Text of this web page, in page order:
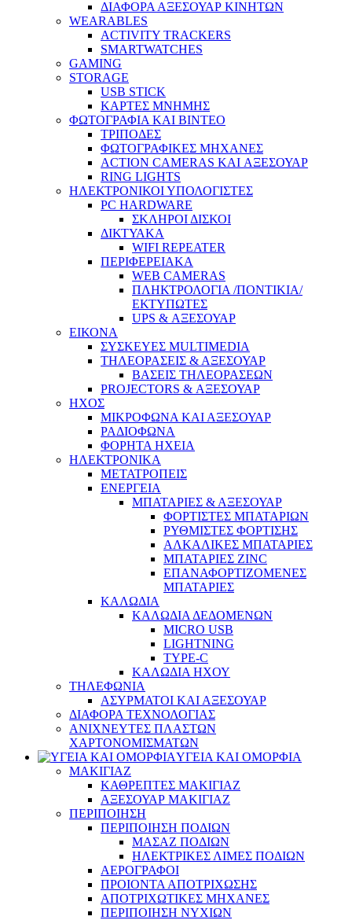
ΔΙΑΦΟΡΑ ΑΞΕΣΟΥΑΡ ΚΙΝΗΤΩΝ
WEARABLES
ACTIVITY TRACKERS
SMARTWATCHES
GAMING
STORAGE
USB STICK
ΚΑΡΤΕΣ ΜΝΗΜΗΣ
ΦΩΤΟΓΡΑΦΙΑ ΚΑΙ ΒΙΝΤΕΟ
ΤΡΙΠΟΔΕΣ
ΦΩΤΟΓΡΑΦΙΚΕΣ ΜΗΧΑΝΕΣ
ACTION CAMERAS KAI ΑΞΕΣΟΥΑΡ
RING LIGHTS
ΗΛΕΚΤΡΟΝΙΚΟΙ ΥΠΟΛΟΓΙΣΤΕΣ
PC HARDWARE
ΣΚΛΗΡΟΙ ΔΙΣΚΟΙ
ΔΙΚΤΥΑΚΑ
WIFI REPEATER
ΠΕΡΙΦΕΡΕΙΑΚΑ
WEB CAMERAS
ΠΛΗΚΤΡΟΛΟΓΙΑ /ΠΟΝΤΙΚΙΑ/
ΕΚΤΥΠΩΤΕΣ
UPS & ΑΞΕΣΟΥΑΡ
ΕΙΚΟΝΑ
ΣΥΣΚΕΥΕΣ MULTIMEDIA
ΤΗΛΕΟΡΑΣΕΙΣ & ΑΞΕΣΟΥΑΡ
ΒΑΣΕΙΣ ΤΗΛΕΟΡΑΣΕΩΝ
PROJECTORS & ΑΞΕΣΟΥΑΡ
ΗΧΟΣ
ΜΙΚΡΟΦΩΝΑ ΚΑΙ ΑΞΕΣΟΥΑΡ
ΡΑΔΙΟΦΩΝΑ
ΦΟΡΗΤΑ ΗΧΕΙΑ
ΗΛΕΚΤΡΟΝΙΚΑ
ΜΕΤΑΤΡΟΠΕΙΣ
ΕΝΕΡΓΕΙΑ
ΜΠΑΤΑΡΙΕΣ & ΑΞΕΣΟΥΑΡ
ΦΟΡΤΙΣΤΕΣ ΜΠΑΤΑΡΙΩΝ
ΡΥΘΜΙΣΤΕΣ ΦΟΡΤΙΣΗΣ
ΑΛΚΑΛΙΚΕΣ ΜΠΑΤΑΡΙΕΣ
ΜΠΑΤΑΡΙΕΣ ZINC
ΕΠΑΝΑΦΟΡΤΙΖΟΜΕΝΕΣ
ΜΠΑΤΑΡΙΕΣ
ΚΑΛΩΔΙΑ
ΚΑΛΩΔΙΑ ΔΕΔΟΜΕΝΩΝ
MICRO USB
LIGHTNING
TYPE-C
ΚΑΛΩΔΙΑ ΗΧΟΥ
ΤΗΛΕΦΩΝΙΑ
ΑΣΥΡΜΑΤΟΙ ΚΑΙ ΑΞΕΣΟΥΑΡ
ΔΙΑΦΟΡΑ ΤΕΧΝΟΛΟΓΙΑΣ
ΑΝΙΧΝΕΥΤΕΣ ΠΛΑΣΤΩΝ
ΧΑΡΤΟΝΟΜΙΣΜΑΤΩΝ
ΥΓΕΙΑ ΚΑΙ ΟΜΟΡΦΙΑ
ΜΑΚΙΓΙΑΖ
ΚΑΘΡΕΠΤΕΣ ΜΑΚΙΓΙΑΖ
ΑΞΕΣΟΥΑΡ ΜΑΚΙΓΙΑΖ
ΠΕΡΙΠΟΙΗΣΗ
ΠΕΡΙΠΟΙΗΣΗ ΠΟΔΙΩΝ
ΜΑΣΑΖ ΠΟΔΙΩΝ
ΗΛΕΚΤΡΙΚΕΣ ΛΙΜΕΣ ΠΟΔΙΩΝ
ΑΕΡΟΓΡΑΦΟΙ
ΠΡΟΙΟΝΤΑ ΑΠΟΤΡΙΧΩΣΗΣ
ΑΠΟΤΡΙΧΩΤΙΚΕΣ ΜΗΧΑΝΕΣ
ΠΕΡΙΠΟΙΗΣΗ ΝΥΧΙΩΝ